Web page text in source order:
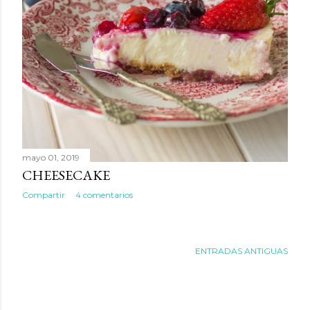
mayo 01, 2019
CHEESECAKE
Compartir 4 comentarios
ENTRADAS ANTIGUAS